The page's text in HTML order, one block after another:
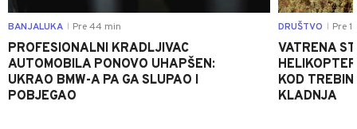
BANJALUKA Pre 44 min
PROFESIONALNI KRADLJIVAC
AUTOMOBILA PONOVO UHAPŠEN:
UKRAO BMW-A PA GA SLUPAO I
POBJEGAO
DRUŠTVO Pre 1
VATRENA
KOD
KLADNJA